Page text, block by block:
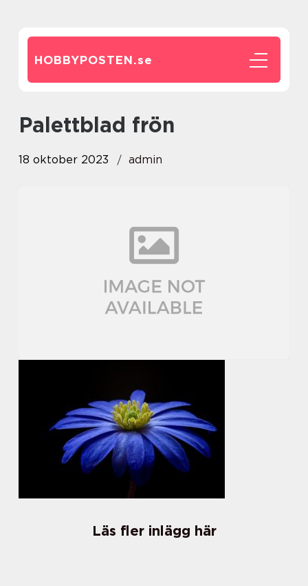
HOBBYPOSTEN.se
palettblad frön
18 oktober 2023 admin
Läs fler inlägg här